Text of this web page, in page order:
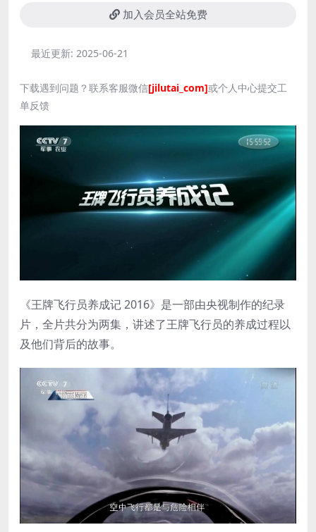
加入会员全站免费
最近更新: 2025-06-21
下载遇到问题？联系客服微信[jilutai_com]或个人中心提交工
单反馈
《王牌飞行员养成记 2016》是一部由央视制作的纪录
片，全片共分为两集，讲述了王牌飞行员的养成过程以
及他们背后的故事。